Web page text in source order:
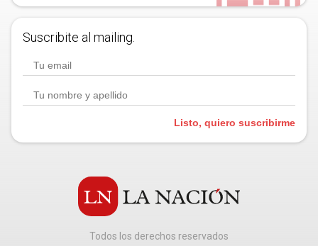
Suscribite al mailing.
Listo, quiero suscribirme
Todos los derechos reservados